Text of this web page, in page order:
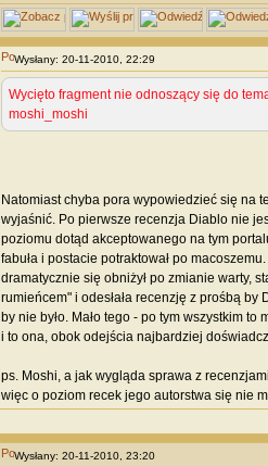
Wysłany: 20-11-2010, 22:29
Wycięto fragment nie odnoszący się do
moshi_moshi
Natomiast chyba pora wypowiedzieć się na
wyjaśnić. Po pierwsze recenzja Diablo nie
poziomu dotąd akceptowanego na tym
fabuła i postacie potraktował po
dramatycznie się obniżył po zmianie warty,
rumieńcem" i odesłała recenzję z prośbą
by nie było. Mało tego - po tym wszystkim
i to ona, obok odejścia najbardziej
ps. Moshi, a jak wygląda sprawa z
więc o poziom recek jego autorstwa się nie
Wysłany: 20-11-2010, 23:20